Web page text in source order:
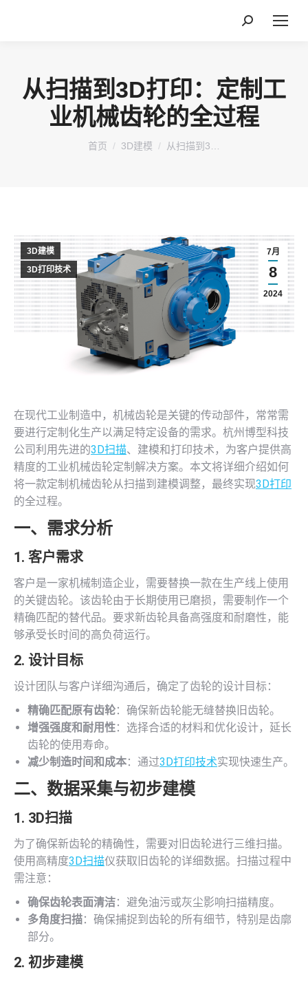
搜
从扫描到3D打印：定制工
业机械齿轮的全过程
您在这里：
首页 3D建模 从扫描到3…
7月
8
2024
3D建模
3D打印技术
在现代工业制造中，机械齿轮是关键的传动部件，常常需
要进行定制化生产以满足特定设备的需求。杭州博型科技
公司利用先进的3D扫描、建模和打印技术，为客户提供高
精度的工业机械齿轮定制解决方案。本文将详细介绍如何
将一款定制机械齿轮从扫描到建模调整，最终实现3D打印
的全过程。
一、需求分析
1. 客户需求
客户是一家机械制造企业，需要替换一款在生产线上使用
的关键齿轮。该齿轮由于长期使用已磨损，需要制作一个
精确匹配的替代品。要求新齿轮具备高强度和耐磨性，能
够承受长时间的高负荷运行。
2. 设计目标
设计团队与客户详细沟通后，确定了齿轮的设计目标：
精确匹配原有齿轮：确保新齿轮能无缝替换旧齿轮。
增强强度和耐用性：选择合适的材料和优化设计，延长
齿轮的使用寿命。
减少制造时间和成本：通过3D打印技术实现快速生产。
二、数据采集与初步建模
1. 3D扫描
为了确保新齿轮的精确性，需要对旧齿轮进行三维扫描。
使用高精度3D扫描仪获取旧齿轮的详细数据。扫描过程中
需注意：
确保齿轮表面清洁：避免油污或灰尘影响扫描精度。
多角度扫描：确保捕捉到齿轮的所有细节，特别是齿廓
部分。
2. 初步建模